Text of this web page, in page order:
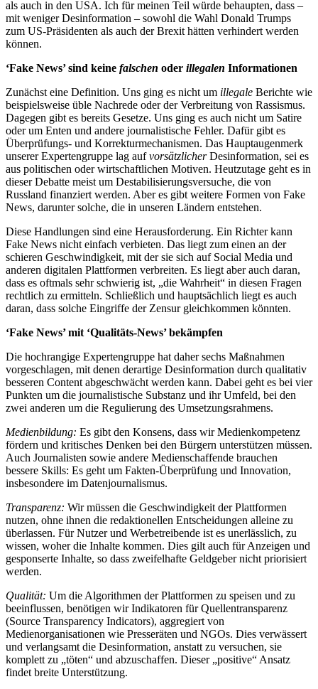
als auch in den USA. Ich für meinen Teil würde behaupten, dass –
mit weniger Desinformation – sowohl die Wahl Donald Trumps
zum US-Präsidenten als auch der Brexit hätten verhindert werden
können.
‘Fake News’ sind keine falschen oder illegalen Informationen
Zunächst eine Definition. Uns ging es nicht um illegale Berichte wie
beispielsweise üble Nachrede oder der Verbreitung von Rassismus.
Dagegen gibt es bereits Gesetze. Uns ging es auch nicht um Satire
oder um Enten und andere journalistische Fehler. Dafür gibt es
Überprüfungs- und Korrekturmechanismen. Das Hauptaugenmerk
unserer Expertengruppe lag aufvorsätzlicherDesinformation, sei es
aus politischen oder wirtschaftlichen Motiven. Heutzutage geht es in
dieser Debatte meist um Destabilisierungsversuche, die von
Russland finanziert werden. Aber es gibt weitere Formen von Fake
News, darunter solche, die in unseren Ländern entstehen.
Diese Handlungen sind eine Herausforderung. Ein Richter kann
Fake News nicht einfach verbieten. Das liegt zum einen an der
schieren Geschwindigkeit, mit der sie sich auf Social Media und
anderen digitalen Plattformen verbreiten. Es liegt aber auch daran,
dass es oftmals sehr schwierig ist, „die Wahrheit“ in diesen Fragen
rechtlich zu ermitteln. Schließlich und hauptsächlich liegt es auch
daran, dass solche Eingriffe der Zensur gleichkommen könnten.
‘Fake News’ mit ‘Qualitäts-News’ bekämpfen
Die hochrangige Expertengruppe hat daher sechs Maßnahmen
vorgeschlagen, mit denen derartige Desinformation durch qualitativ
besseren Content abgeschwächt werden kann. Dabei geht es bei vier
Punkten um die journalistische Substanz und ihr Umfeld, bei den
zwei anderen um die Regulierung des Umsetzungsrahmens.
Medienbildung: Es gibt den Konsens, dass wir Medienkompetenz
fördern und kritisches Denken bei den Bürgern unterstützen müssen.
Auch Journalisten sowie andere Medienschaffende brauchen
bessere Skills: Es geht um Fakten-Überprüfung und Innovation,
insbesondere im Datenjournalismus.
Transparenz: Wir müssen die Geschwindigkeit der Plattformen
nutzen, ohne ihnen die redaktionellen Entscheidungen alleine zu
überlassen. Für Nutzer und Werbetreibende ist es unerlässlich, zu
wissen, woher die Inhalte kommen. Dies gilt auch für Anzeigen und
gesponserte Inhalte, so dass zweifelhafte Geldgeber nicht priorisiert
werden.
Qualität: Um die Algorithmen der Plattformen zu speisen und zu
beeinflussen, benötigen wir Indikatoren für Quellentransparenz
(Source Transparency Indicators), aggregiert von
Medienorganisationen wie Presseräten und NGOs. Dies verwässert
und verlangsamt die Desinformation, anstatt zu versuchen, sie
komplett zu „töten“ und abzuschaffen. Dieser „positive“ Ansatz
findet breite Unterstützung.